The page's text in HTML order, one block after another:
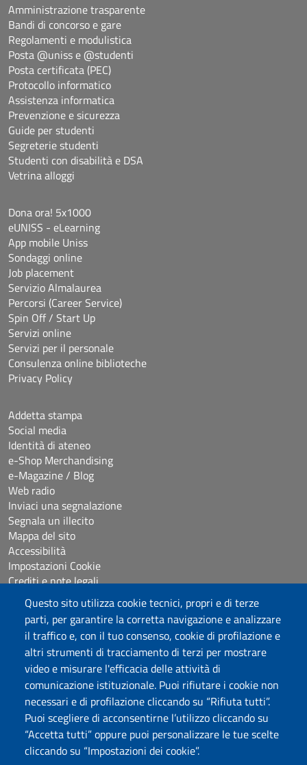
Questo sito utilizza cookie tecnici, propri e di terze
parti, per garantire la corretta navigazione e analizzare
il traffico e, con il tuo consenso, cookie di profilazione e
altri strumenti di tracciamento di terzi per mostrare
video e misurare l'efficacia delle attività di
comunicazione istituzionale. Puoi rifiutare i cookie non
necessari e di profilazione cliccando su “Rifiuta tutti”.
Puoi scegliere di acconsentirne l’utilizzo cliccando su
“Accetta tutti” oppure puoi personalizzare le tue scelte
cliccando su “Impostazioni dei cookie”.
Università degli Studi di Sassari
Piazza Università 21, Sassari
Tel.: 800 882994 (Orientamento studenti)
RETTORE:rettore@uniss.it
PEC:protocollo@pec.uniss.it
Amministrazione trasparente
Bandi di concorso e gare
Regolamenti e modulistica
Posta @uniss e @studenti
Posta certificata (PEC)
Protocollo informatico
Assistenza informatica
Prevenzione e sicurezza
Guide per studenti
Segreterie studenti
Studenti con disabilità e DSA
Vetrina alloggi
Dona ora! 5x1000
eUNISS - eLearning
App mobile Uniss
Sondaggi online
Job placement
Servizio Almalaurea
Percorsi (Career Service)
Spin Off / Start Up
Servizi online
Servizi per il personale
Consulenza online biblioteche
Privacy Policy
Addetta stampa
Social media
Identità di ateneo
e-Shop Merchandising
e-Magazine / Blog
Web radio
Inviaci una segnalazione
Segnala un illecito
Mappa del sito
Accessibilità
Impostazioni Cookie
Crediti e note legali
Seguici su
Chatta con noi